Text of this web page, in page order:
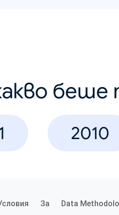
2010
За Data